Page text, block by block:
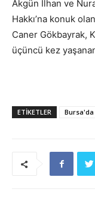
Akgün İlhan ve
Hakkı’na konuk
Caner Gökbayrak,
üçüncü kez
ETIKETLER